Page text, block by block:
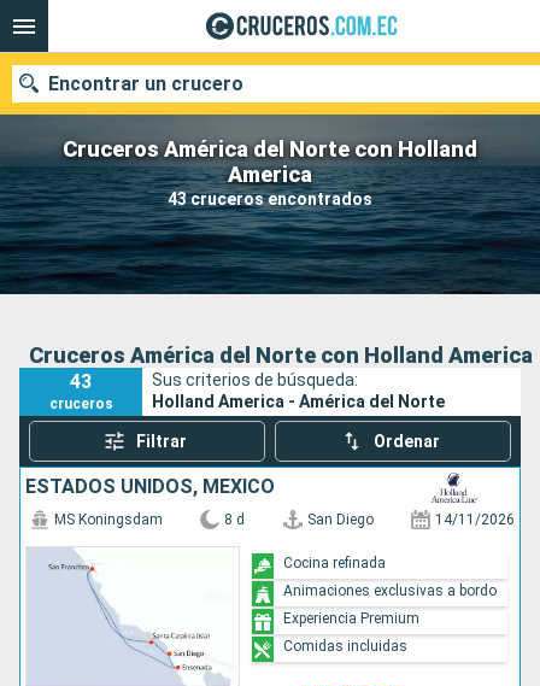
Cruceros América del Norte con Holland
America
43 cruceros encontrados
Encontrar un crucero
Nuestros destinos
Fecha de salida
Buscar
Cruceros América del Norte con Holland America
43
cruceros
Sus criterios de búsqueda:
Holland America - América del Norte
Filtrar Ordenar
ESTADOS UNIDOS, MÉXICO
MS Koningsdam 8 d San Diego 14/11/2026
Cocina refinada
Animaciones exclusivas a bordo
Experiencia Premium
Comidas incluidas